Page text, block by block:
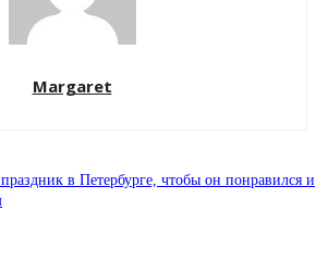
Margaret
в Петербурге, чтобы он понравился и